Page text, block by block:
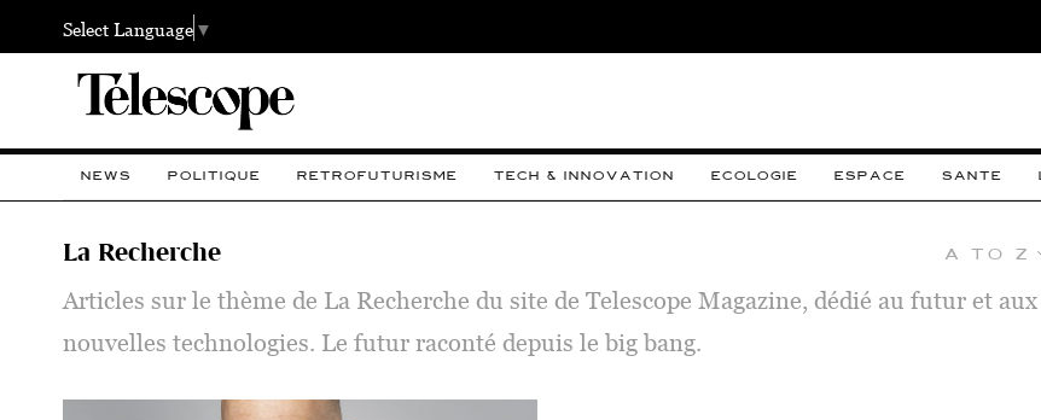
Select Language▼
NEWS POLITIQUE RETROFUTURISME TECH & INNOVATION ECOLOGIE ESPACE SANTE
A to Z
La Recherche
Articles sur le thème de La Recherche du site de Telescope Magazine, dédié au futur et aux
nouvelles technologies. Le futur raconté depuis le big bang.